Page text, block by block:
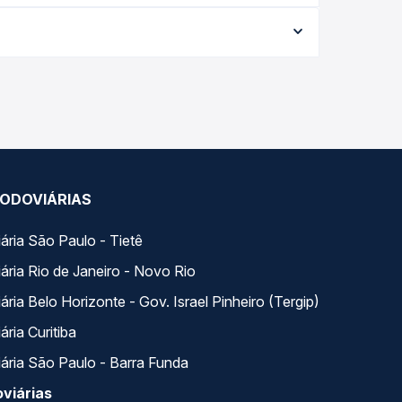
oferta para o seu roteiro.
São Paulo - Tietê
Rio de Janeiro - Novo Rio
Belo Horizonte - Gov. Israel Pinheiro (Tergip)
Curitiba
São Paulo - Barra Funda